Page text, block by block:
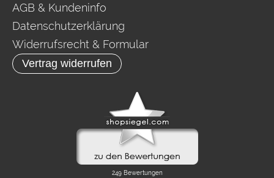
AGB & Kundeninfo
Datenschutzerklärung
Widerrufsrecht & Formular
Vertrag widerrufen